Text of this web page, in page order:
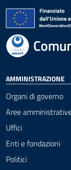
AMMINISTRAZIONE
Organi di governo
Aree
Uffici
Enti e fondazioni
Politici